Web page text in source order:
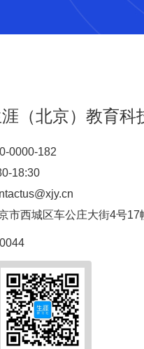
（北京）教育科
0000-182
18:30
市西城区车公庄大街4号17